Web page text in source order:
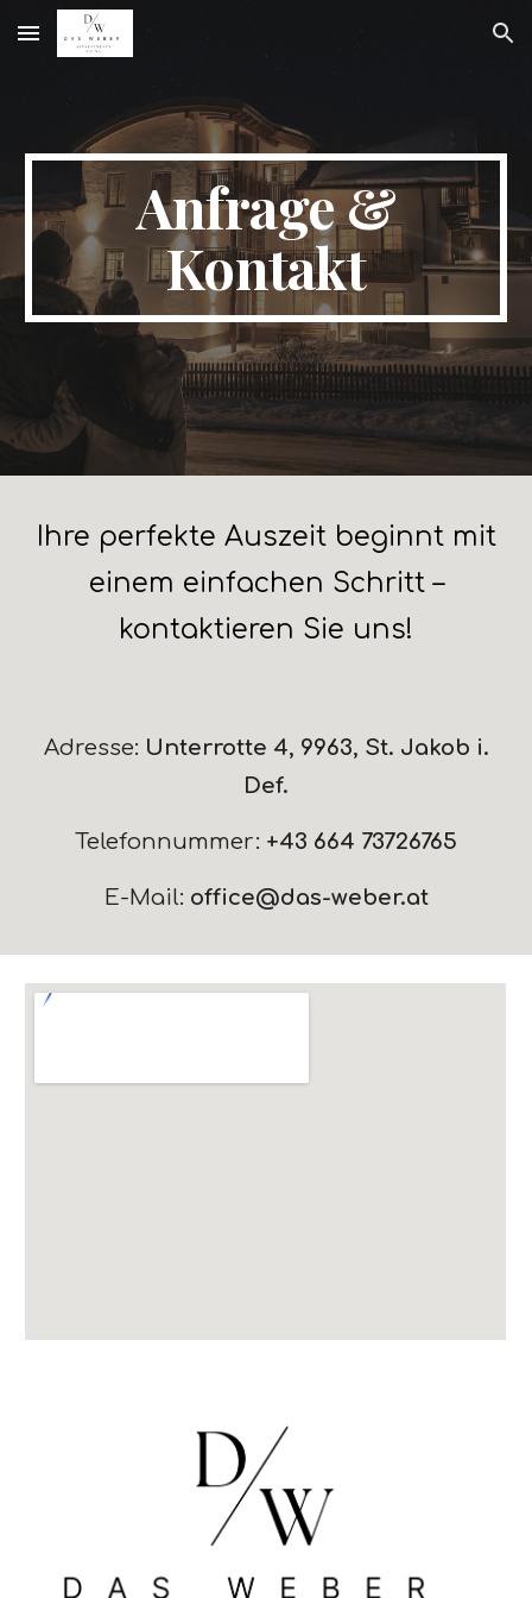
Skip to main content Skip to navigation
Anfrage &
Kontakt
Ihre perfekte Auszeit beginnt mit
einem einfachen Schritt –
kontaktieren Sie uns!
Adresse: Unterrotte 4, 9963, St. Jakob i.
Def.
Telefonnummer: +43 664 73726765
E-Mail: office@das-weber.at